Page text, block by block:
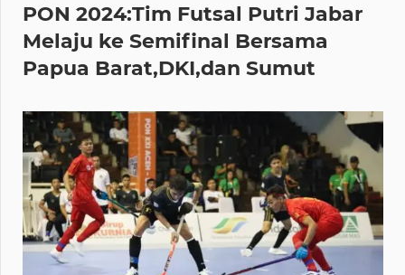
PON 2024:Tim Futsal Putri Jabar
Melaju ke Semifinal Bersama
Papua Barat,DKI,dan Sumut